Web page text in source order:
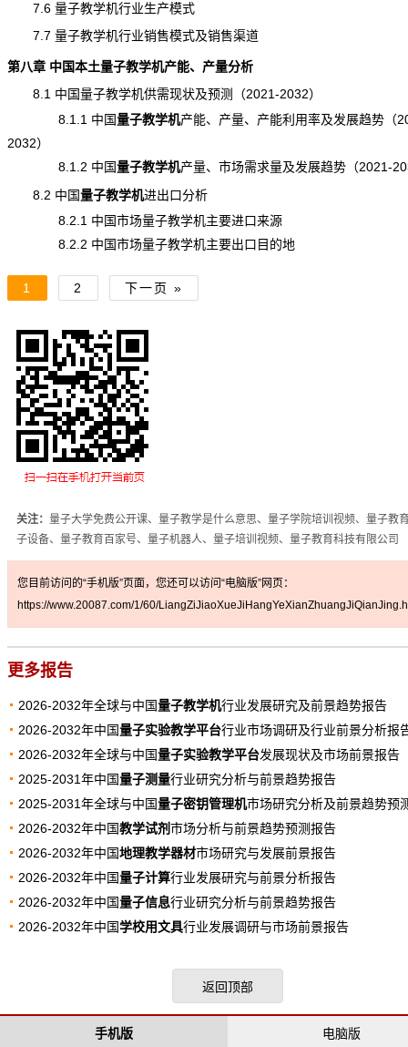
7.6 量子教学机行业生产模式
7.7 量子教学机行业销售模式及销售渠道
第八章 中国本土量子教学机产能、产量分析
8.1 中国量子教学机供需现状及预测（2021-2032）
8.1.1 中国量子教学机产能、产量、产能利用率及发展趋势（
2032）
8.1.2 中国量子教学机产量、市场需求量及发展趋势（2021-
8.2 中国量子教学机进出口分析
8.2.1 中国市场量子教学机主要进口来源
8.2.2 中国市场量子教学机主要出口目的地
1 2 下一页 »
关注： 量子大学免费公开课、量子教学是什么意思、量子学院培训视频、量子教
子设备、量子教育百家号、量子机器人、量子培训视频、量子教育科技有限公司
您目前访问的“手机版”页面，您还可以访问“电脑版”网页：
https://www.20087.com/1/60/
更多报告
2026-2032年全球与中国量子教学机行业发展研究及前景趋势报告
2026-2032年中国量子实验教学平台行业市场调研及行业前景分析报
2026-2032年全球与中国量子实验教学平台发展现状及市场前景报告
2025-2031年中国量子测量行业研究分析与前景趋势报告
2025-2031年全球与中国量子密钥管理机市场研究分析及前景趋势预
2026-2032年中国教学试剂市场分析与前景趋势预测报告
2026-2032年中国地理教学器材市场研究与发展前景报告
2026-2032年中国量子计算行业发展研究与前景分析报告
2026-2032年中国量子信息行业研究分析与前景趋势报告
2026-2032年中国学校用文具行业发展调研与市场前景报告
返回顶部
电脑版
手机版